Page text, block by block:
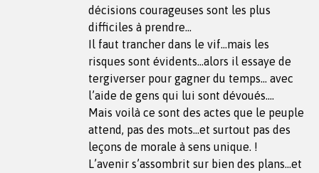
décisions courageuses sont les plus
difficiles à prendre…
Il faut trancher dans le vif…mais les
risques sont évidents…alors il essaye de
tergiverser pour gagner du temps… avec
l’aide de gens qui lui sont dévoués….
Mais voilà ce sont des actes que le peuple
attend, pas des mots…et surtout pas des
leçons de morale à sens unique. !
L’avenir s’assombrit sur bien des plans…et